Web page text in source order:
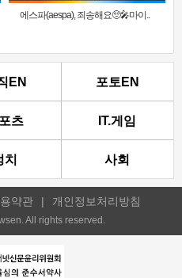
에스파(aespa), 죄송해요🥺🎤마이..
EN 포토EN
츠 IT.게임
치 사회
약관 | 개인정보처리방침
All rights reserved.